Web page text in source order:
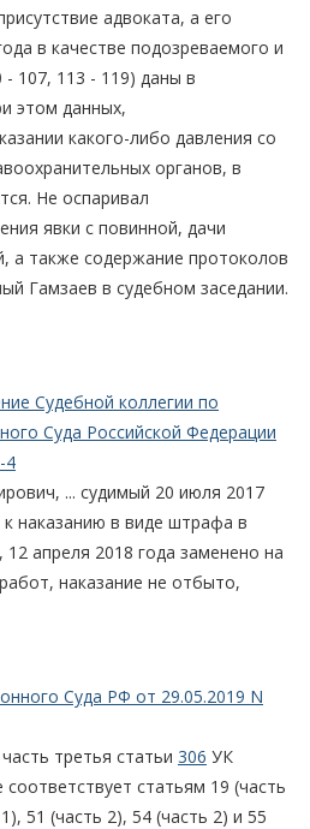
адвоката, а его
в качестве подозреваемого и
- 107, 113 - 119) даны в
этом данных,
какого-либо давления со
органов, в
Не оспаривал
явки с повинной, дачи
а также содержание протоколов
Гамзаев в судебном заседании.
Судебной коллегии по
Суда Российской Федерации
4
... судимый 20 июля 2017
наказанию в виде штрафа в
апреля 2018 года заменено на
наказание не отбыто,
Суда РФ от 29.05.2019 N
третья статьи 306 УК
статьям 19 (часть
51 (часть 2), 54 (часть 2) и 55